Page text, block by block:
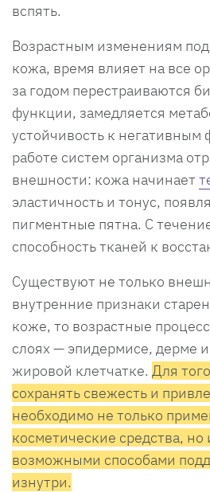
вспять.
Возрастным изменениям
кожа, время влияет на все
за годом перестраиваются
функции, замедляется
устойчивость к негативным
работе систем организма
внешности: кожа начинает
эластичность и тонус,
пигментные пятна. С
способность тканей к
Существуют не только
внутренние признаки
коже, то возрастные
слоях — эпидермисе, дерме
жировой клетчатке. Для
сохранять свежесть и
необходимо не только
косметические средства, но
возможными способами
изнутри.